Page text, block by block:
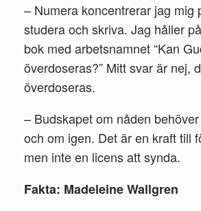
– Numera koncentrerar jag mig
studera och skriva. Jag håller
bok med arbetsnamnet “Kan
överdoseras?” Mitt svar är nej,
överdoseras.
– Budskapet om nåden
och om igen. Det är en kraft till
men inte en licens att synda.
Fakta: Madeleine Wallgren